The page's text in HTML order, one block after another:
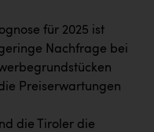
für 2025 ist
Nachfrage bei
Preiserwartungen
die Tiroler die